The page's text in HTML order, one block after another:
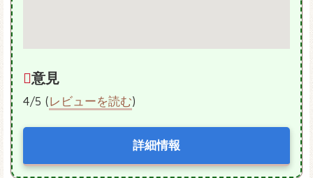
意見
4/5 (レビューを読む)
詳細情報